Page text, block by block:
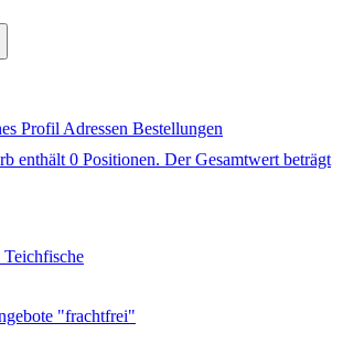
Profil Adressen Bestellungen
enthält 0 Positionen. Der Gesamtwert beträgt
"frachtfrei"